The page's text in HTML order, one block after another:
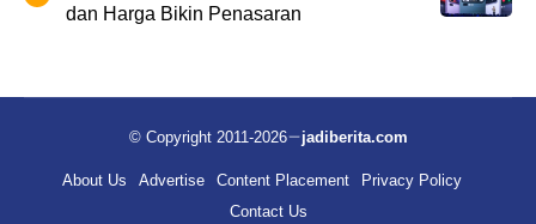
dan Harga Bikin Penasaran
© Copyright 2011-2026 jadiberita.com
About Us Advertise Content Placement
Privacy Policy
Contact Us